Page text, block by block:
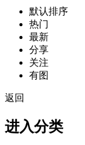
默认排序
热门
最新
分享
关注
有图
返回
进入分类